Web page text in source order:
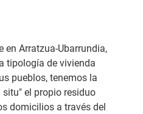
en Arratzua-Ubarrundia,
tipología de vivienda
pueblos, tenemos la
el propio residuo
domicilios a través del